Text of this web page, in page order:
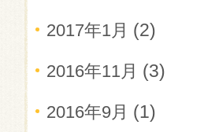
2017年1月 (2)
2016年11月 (3)
2016年9月 (1)